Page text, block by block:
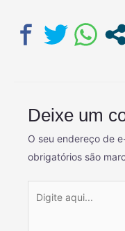
Deixe um
O seu endereço de
obrigatórios são